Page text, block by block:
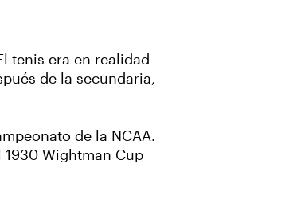
tenis era en realidad
de la secundaria,
de la NCAA.
1930 Wightman Cup